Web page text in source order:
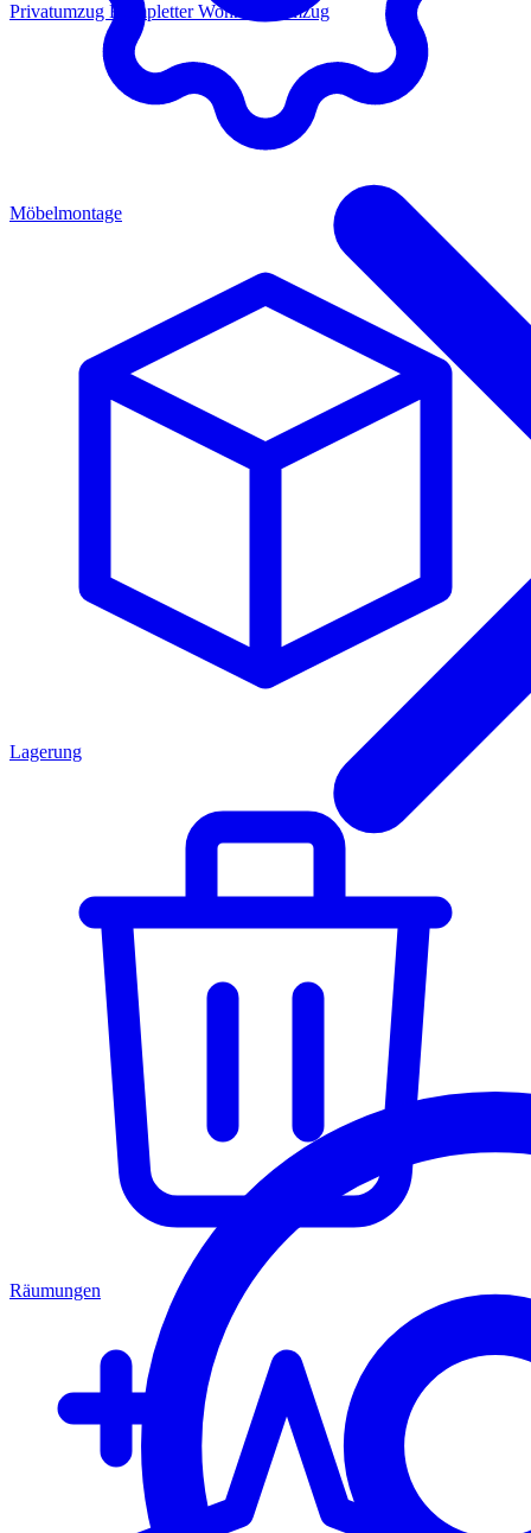
Privatumzug Kompletter Wohnungsumzug
Möbelmontage
Lagerung
Räumungen